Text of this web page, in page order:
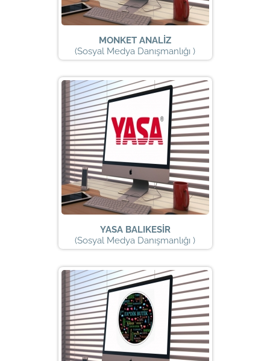
MONKET ANALİZ
(Sosyal Medya Danışmanlığı )
YASA BALIKESİR
(Sosyal Medya Danışmanlığı )